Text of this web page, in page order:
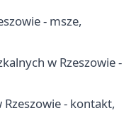
- msze,
w Rzeszowie -
- kontakt,